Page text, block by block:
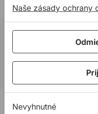
allmedia@allmedia.sk
allmediasro (po-ne 7-
PRODUKTY
Naše zásady ochrany
Nevyhnutné